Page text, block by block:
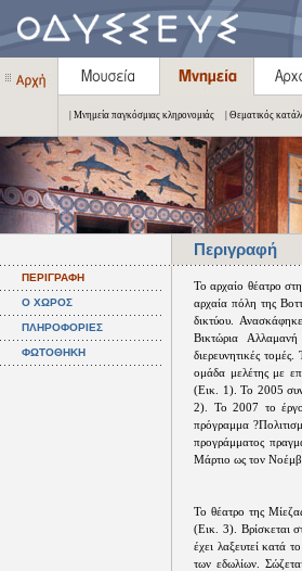
| Μνημεία παγκόσμιας κληρονομιάς | Θεματικός
Περιγραφή
ΠΕΡΙΓΡΑΦΗ
Ο ΧΩΡΟΣ
ΠΛΗΡΟΦΟΡΙΕΣ
ΦΩΤΟΘΗΚΗ
Το αρχαίο θέατρο
αρχαία πόλη της
δικτύου.
Βικτώρια
διερευνητικές
ομάδα μελέτης με
(Εικ. 1). Το 2005
2). Το 2007 το
πρόγραμμα
προγράμματος
Μάρτιο ως τον
Το θέατρο της
(Εικ. 3). Βρίσκεται
έχει λαξευτεί κατά
των εδωλίων.